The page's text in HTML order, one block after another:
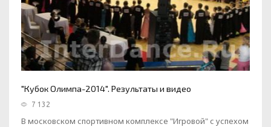
"Кубок Олимпа-2014". Результаты и видео
7 132
В московском спортивном комплексе "Игровой" с успехом